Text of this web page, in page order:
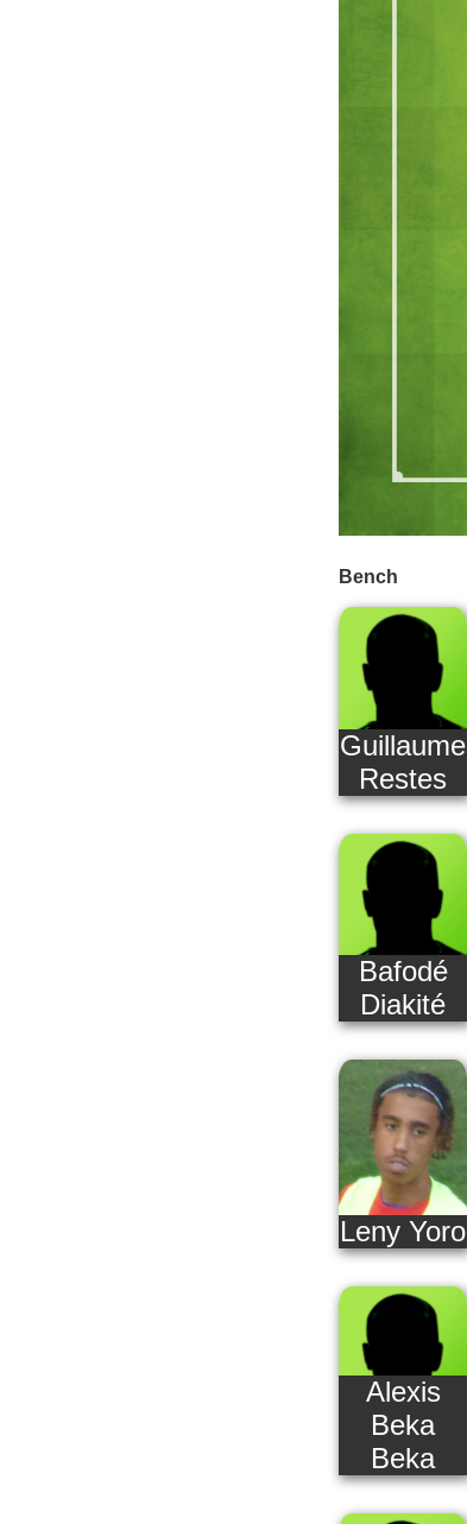
Bench
Guillaume
Restes
Bafodé
Diakité
Leny Yoro
Alexis
Beka
Beka